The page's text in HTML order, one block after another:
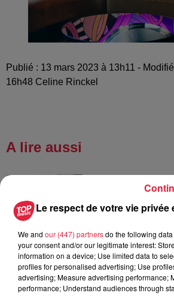
Publié : 13 mars 2023 à 13h11 -
16h48 Celine Rinckel
A lire aussi
À Hoerdt, de
robinets
6 août 2026
Tags antisémites
Catherine
Le respect de votre vie
We and our (447) partnersdo the following
your consent and/or our legitimate interest:
information on a device; Use limited data to
profiles for personalised advertising; Use
advertising; Measure advertising performance;
performance; Understand audiences through